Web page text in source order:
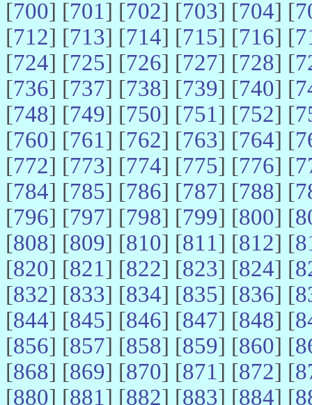
[700] [701] [702] [703] [704] [
[712] [713] [714] [715] [716] [
[724] [725] [726] [727] [728] [
[736] [737] [738] [739] [740] [
[748] [749] [750] [751] [752] [
[760] [761] [762] [763] [764] [
[772] [773] [774] [775] [776] [
[784] [785] [786] [787] [788] [
[796] [797] [798] [799] [800] [
[808] [809] [810] [811] [812] [
[820] [821] [822] [823] [824] [
[832] [833] [834] [835] [836] [
[844] [845] [846] [847] [848] [
[856] [857] [858] [859] [860] [
[868] [869] [870] [871] [872] [
[880] [881] [882] [883] [884] [